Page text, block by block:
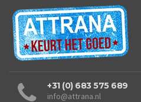
+31 (0) 683 575 689
info@attrana.nl